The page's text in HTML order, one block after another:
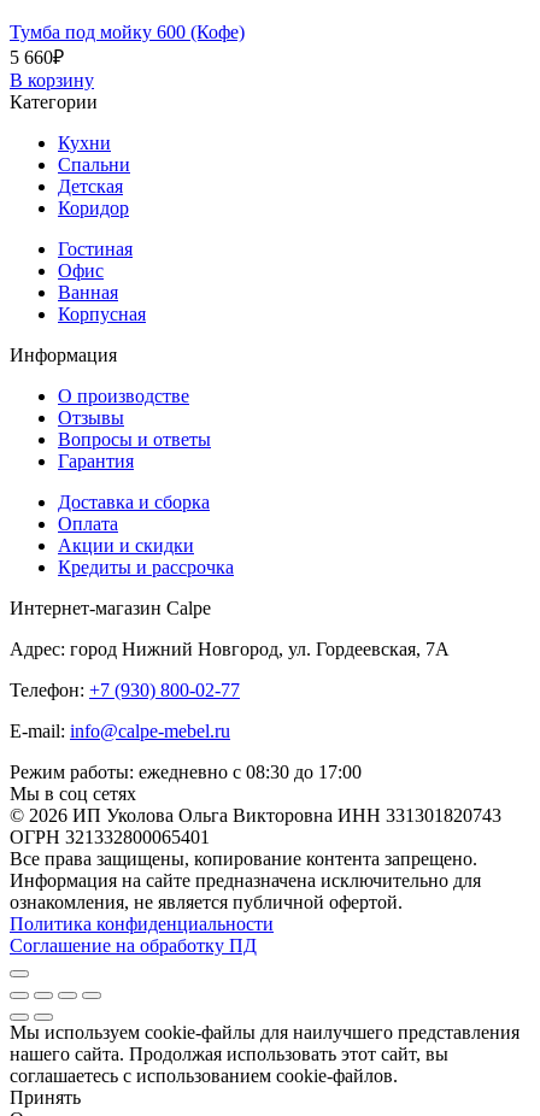
Тумба под мойку 600 (Кофе)
5 660₽
В корзину
Категории
Кухни
Спальни
Детская
Коридор
Гостиная
Офис
Ванная
Корпусная
Информация
О производстве
Отзывы
Вопросы и ответы
Гарантия
Доставка и сборка
Оплата
Акции и скидки
Кредиты и рассрочка
Интернет-магазин Calpe
Адрес: город Нижний Новгород, ул. Гордеевская, 7А
Телефон: +7 (930) 800-02-77
E-mail: info@calpe-mebel.ru
Режим работы: ежедневно с 08:30 до 17:00
Мы в соц сетях
© 2026 ИП Уколова Ольга Викторовна ИНН 331301820743
ОГРН 321332800065401
Все права защищены, копирование контента запрещено.
Информация на сайте предназначена исключительно для
ознакомления, не является публичной офертой.
Политика конфиденциальности
Соглашение на обработку ПД
Мы используем cookie-файлы для наилучшего представления
нашего сайта. Продолжая использовать этот сайт, вы
соглашаетесь с использованием cookie-файлов.
Принять